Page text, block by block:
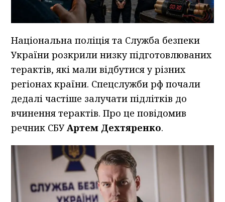
Національна поліція та Служба безпеки
України розкрили низку підготовлюваних
терактів, які мали відбутися у різних
регіонах країни. Спецслужби рф почали
дедалі частіше залучати підлітків до
вчинення терактів. Про це повідомив
речник СБУАртем Дехтяренко.